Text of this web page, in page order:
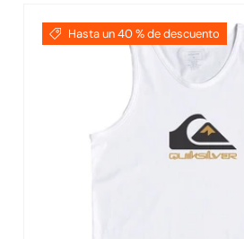
Hasta un 40 % de descuento